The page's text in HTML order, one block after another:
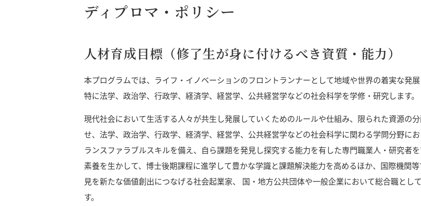
ディプロマ・ポリシー
人材育成目標（修了生が身に付けるべき資質・能力）
本プログラムでは、ライフ・イノベーションのフロントランナーとして地域や世界の着実な発
特に法学、政治学、行政学、経済学、経営学、公共経営学などの社会科学を学修・研究します。
現代社会において生活する人々が共生し発展していくためのルールや仕組み、限られた資源の
せ、法学、政治学、行政学、経済学、経営学、公共経営学などの社会科学に関わる学問分野に
ランスファラブルスキルを備え、自ら課題を発見し探究する能力を有した専門職業人・研究者
素養を生かして、博士後期課程に進学して豊かな学識と課題解決能力を高めるほか、国際機関
見を新たな価値創出につなげる社会起業家、 国・地方公共団体や一般企業において総合職とし
す。